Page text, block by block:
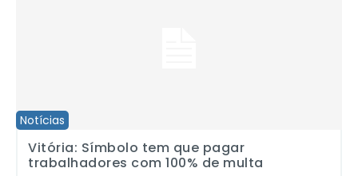
Notícias
Vitória: Símbolo tem que pagar
trabalhadores com 100% de multa